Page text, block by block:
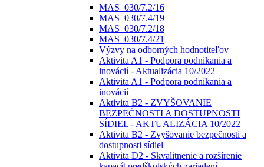
MAS_030/7.2/16
MAS_030/7.4/19
MAS_030/7.2/18
MAS_030/7.4/21
Výzvy na odborných hodnotiteľov
Aktivita A1 - Podpora podnikania a
inovácií - Aktualizácia 10/2022
Aktivita A1 - Podpora podnikania a
inovácií
Aktivita B2 - ZVYŠOVANIE
BEZPEČNOSTI A DOSTUPNOSTI
SÍDIEL - AKTUALIZÁCIA 10/2022
Aktivita B2 - Zvyšovanie bezpečnosti a
dostupnosti sídiel
Aktivita D2 - Skvalitnenie a rozšírenie